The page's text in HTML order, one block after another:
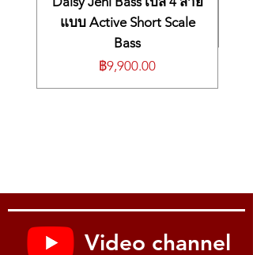
แบบ Active Short Scale
Bass
ราคา
฿9,900.00
Video channel